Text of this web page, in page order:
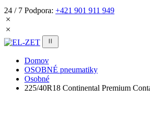
24 / 7 Podpora: +421 901 911 949
Domov
OSOBNÉ pneumatiky
Osobné
225/40R18 Continental Premium